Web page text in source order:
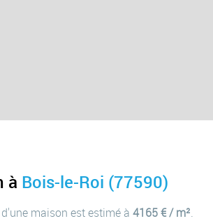
à Bois-le-Roi (77590)
maison est estimé à 4165 € / m².